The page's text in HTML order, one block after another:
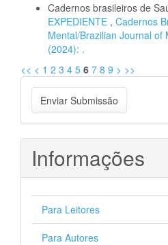
Cadernos brasileiros de
EXPEDIENTE , Cadernos
Mental/Brazilian Journal of
(2024): .
<< < 1 2 3 4 5 6 7 8 9 > >>
Enviar
Submissão
Enviar Submissão
Informações
Para Leitores
Para Autores